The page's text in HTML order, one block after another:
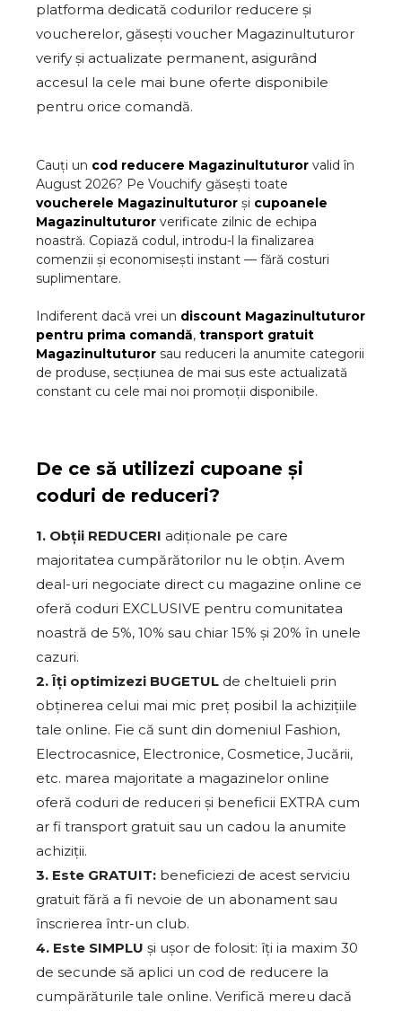
platforma dedicată codurilor reducere și
voucherelor, găsești voucher Magazinultuturor
verify și actualizate permanent, asigurând
accesul la cele mai bune oferte disponibile
pentru orice comandă.
Cauți un cod reducere Magazinultuturor valid în
August 2026? Pe Vouchify găsești toate
voucherele Magazinultuturor și cupoanele
Magazinultuturor verificate zilnic de echipa
noastră. Copiază codul, introdu-l la finalizarea
comenzii și economisești instant — fără costuri
suplimentare.
Indiferent dacă vrei un discount Magazinultuturor
pentru prima comandă, transport gratuit
Magazinultuturor sau reduceri la anumite categorii
de produse, secțiunea de mai sus este actualizată
constant cu cele mai noi promoții disponibile.
De ce să utilizezi cupoane și
coduri de reduceri?
1. Obții REDUCERI adiționale pe care
majoritatea cumpărătorilor nu le obțin. Avem
deal-uri negociate direct cu magazine online ce
oferă coduri EXCLUSIVE pentru comunitatea
noastră de 5%, 10% sau chiar 15% și 20% în unele
cazuri.
2. Îți optimizezi BUGETUL de cheltuieli prin
obținerea celui mai mic preț posibil la achizițiile
tale online. Fie că sunt din domeniul Fashion,
Electrocasnice, Electronice, Cosmetice, Jucării,
etc. marea majoritate a magazinelor online
oferă coduri de reduceri și beneficii EXTRA cum
ar fi transport gratuit sau un cadou la anumite
achiziții.
3. Este GRATUIT: beneficiezi de acest serviciu
gratuit fără a fi nevoie de un abonament sau
înscrierea într-un club.
4. Este SIMPLU și ușor de folosit: îți ia maxim 30
de secunde să aplici un cod de reducere la
cumpărăturile tale online. Verifică mereu dacă